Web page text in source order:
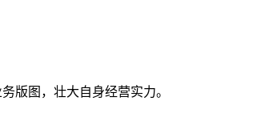
版图，壮大自身经营实力。